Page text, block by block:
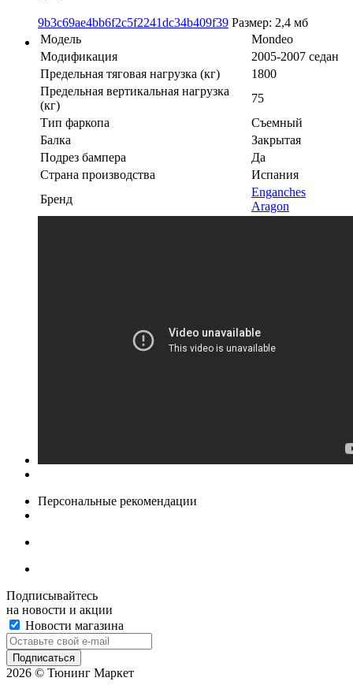
9b3c69ae4bb6f2c5f2241dc34b409f39 Размер: 2,4 мб
Модель
Mondeo
Модификация
2005-2007 седан
Предельная тяговая нагрузка (кг)
1800
Предельная вертикальная нагрузка
(кг)
75
Тип фаркопа
Съемный
Балка
Закрытая
Подрез бампера
Да
Страна производства
Испания
Бренд
Enganches
Aragon
Персональные рекомендации
Подписывайтесь
на новости и акции
Новости магазина
2026 © Тюнинг Маркет